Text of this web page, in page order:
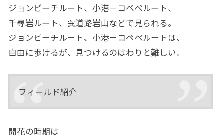
ジョンビーチルート、小港－コペペルート、
千尋岩ルート、巽道路岩山などで見られる。
ジョンビーチルート、小港－コペペルートは、
自由に歩けるが、見つけるのはわりと難しい。
フィールド紹介
開花の時期は